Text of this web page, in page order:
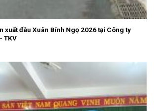
xuất đầu Xuân Bính Ngọ 2026 tại Công ty
TKV